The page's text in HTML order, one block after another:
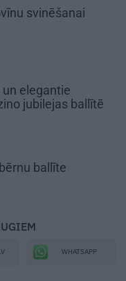
svinēšanai
elegantie
jubilejas ballītē
ballīte
WHATSAPP